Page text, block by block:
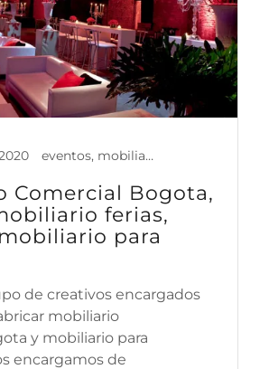
eventos, mobiliario, mobiliario comercial bogota, stands para eventos, stands para ferias
Comercial Bogota,
ferias,
para
de creativos encargados
mobiliario
y mobiliario para
encargamos de